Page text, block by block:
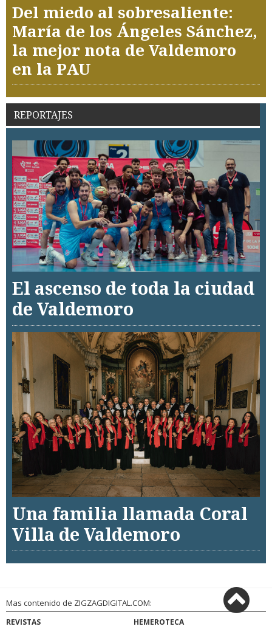
Del miedo al sobresaliente:
María de los Ángeles Sánchez,
la mejor nota de Valdemoro
en la PAU
REPORTAJES
El ascenso de toda la ciudad
de Valdemoro
Una familia llamada Coral
Villa de Valdemoro
Mas contenido de ZIGZAGDIGITAL.COM:
REVISTAS
HEMEROTECA